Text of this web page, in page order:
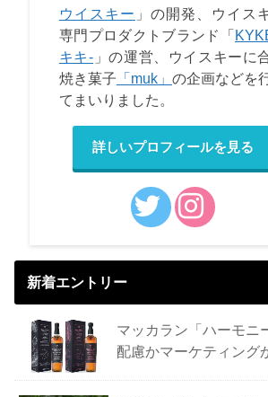
ウイスキー 」の開発、ウイス
専門プロダクトブランド「
キキ- 」の運営、ウイスキーに
焼き菓子 「muk」 の企画などを
てまいりました。
詳しいプロフィールを見る
新着エントリー
マッカラン「ハーモニ
配慮かマーケティング